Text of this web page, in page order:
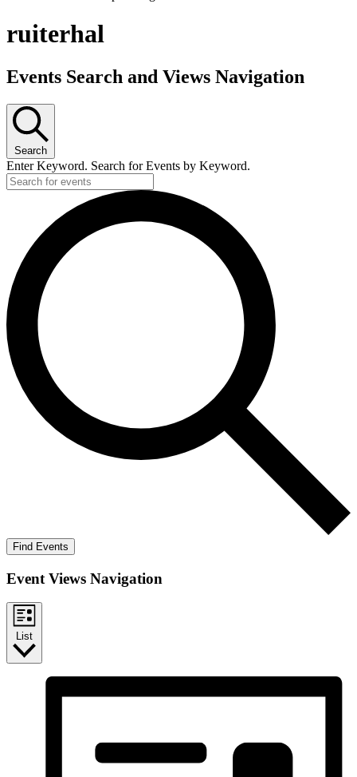
ruiterhal
Events Search and Views Navigation
Search
Enter Keyword. Search for Events by Keyword.
Find Events
Event Views Navigation
List